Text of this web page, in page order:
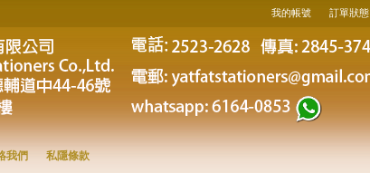
我的帳號 訂單狀態
我們 私隱條款